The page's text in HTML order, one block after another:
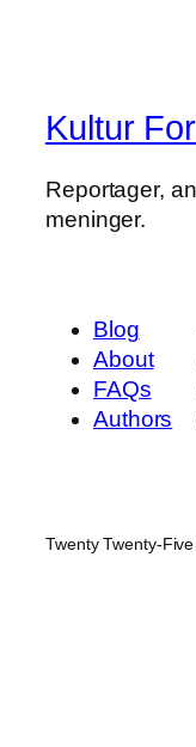
Kultur
Reportager,
meninger.
Blog
About
FAQs
Authors
Twenty Twenty-Five